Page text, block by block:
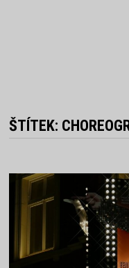
ŠTÍTEK: